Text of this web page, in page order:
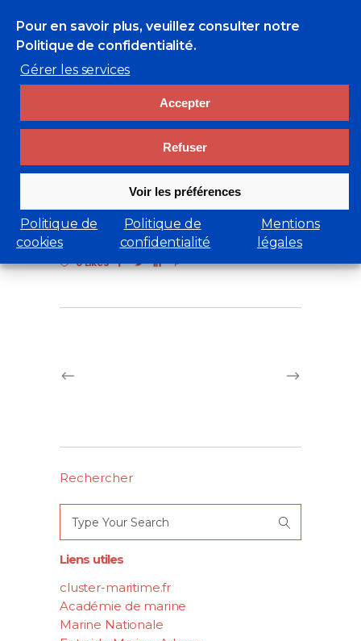
Pour en savoir plus, veuillez consulter notre
Politique de confidentialité.
Gérer les services
Accepter
Refuser
Voir les préférences
Politique de
cookies
Politique de
confidentialité
Mentions
légales
Expositions Collectives
Dirk Verdoorn,Jean Lemonnier Michel Jouenne,
0 Likes
Rechercher
for:
Liens utiles
cluster-maritime.fr
Académie de marine
Marine Nationale